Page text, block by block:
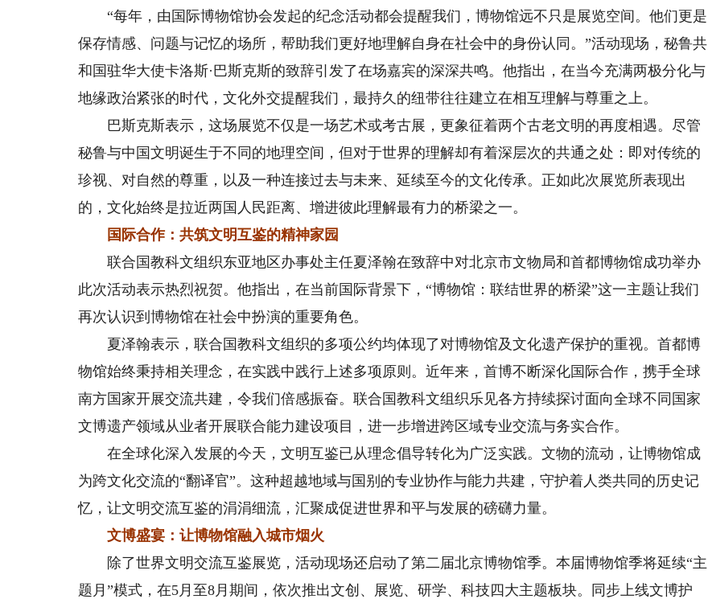
“每年，由国际博物馆协会发起的纪念活动都会提醒我们，博物馆远不只是展览空间。他们更是
保存情感、问题与记忆的场所，帮助我们更好地理解自身在社会中的身份认同。”活动现场，秘鲁共
和国驻华大使卡洛斯·巴斯克斯的致辞引发了在场嘉宾的深深共鸣。他指出，在当今充满两极分化与
地缘政治紧张的时代，文化外交提醒我们，最持久的纽带往往建立在相互理解与尊重之上。
巴斯克斯表示，这场展览不仅是一场艺术或考古展，更象征着两个古老文明的再度相遇。尽管
秘鲁与中国文明诞生于不同的地理空间，但对于世界的理解却有着深层次的共通之处：即对传统的
珍视、对自然的尊重，以及一种连接过去与未来、延续至今的文化传承。正如此次展览所表现出
的，文化始终是拉近两国人民距离、增进彼此理解最有力的桥梁之一。
国际合作：共筑文明互鉴的精神家园
联合国教科文组织东亚地区办事处主任夏泽翰在致辞中对北京市文物局和首都博物馆成功举办
此次活动表示热烈祝贺。他指出，在当前国际背景下，“博物馆：联结世界的桥梁”这一主题让我们
再次认识到博物馆在社会中扮演的重要角色。
夏泽翰表示，联合国教科文组织的多项公约均体现了对博物馆及文化遗产保护的重视。首都博
物馆始终秉持相关理念，在实践中践行上述多项原则。近年来，首博不断深化国际合作，携手全球
南方国家开展交流共建，令我们倍感振奋。联合国教科文组织乐见各方持续探讨面向全球不同国家
文博遗产领域从业者开展联合能力建设项目，进一步增进跨区域专业交流与务实合作。
在全球化深入发展的今天，文明互鉴已从理念倡导转化为广泛实践。文物的流动，让博物馆成
为跨文化交流的“翻译官”。这种超越地域与国别的专业协作与能力共建，守护着人类共同的历史记
忆，让文明交流互鉴的涓涓细流，汇聚成促进世界和平与发展的磅礴力量。
文博盛宴：让博物馆融入城市烟火
除了世界文明交流互鉴展览，活动现场还启动了第二届北京博物馆季。本届博物馆季将延续“主
题月”模式，在5月至8月期间，依次推出文创、展览、研学、科技四大主题板块。同步上线文博护